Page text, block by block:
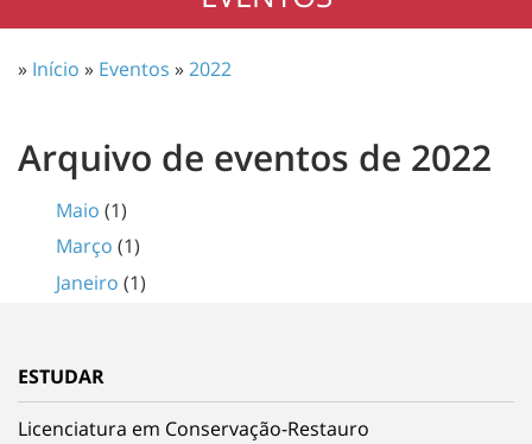
» Início » Eventos »2022
Arquivo de eventos de 2022
Maio (1)
Março (1)
Janeiro (1)
ESTUDAR
Licenciatura em Conservação-Restauro